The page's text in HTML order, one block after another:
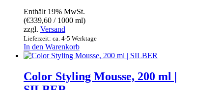
Enthält 19% MwSt.
(€339,60 / 1000 ml)
zzgl. Versand
Lieferzeit: ca. 4-5 Werktage
In den Warenkorb
Color Styling Mousse, 200 ml |